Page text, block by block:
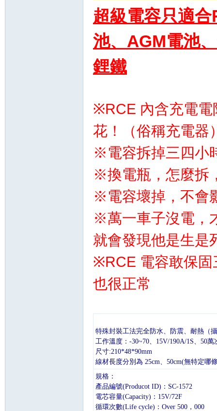
超級電容只適
池、 AGM電池
鋰鐵
※RCE 內含充電電
花！（俗稱充電器
※電容拆掉三四小
※換電瓶，怎麼拆
※電容壞掉，不會
※萬一車子沒電，
就會發現他是生是
※RCE 電容敢保固
也很正常
特殊封裝工法完全防水、防震、耐熱（
工作溫度：-30~70、15V/190A/1S、50
尺寸:210*48*90mm
線材長度分別為 25cm、50cm(無特定哪
規格：
產品編號(Producot ID)：SC-1572
電芯容量(Capacity)：15V/72F
循環次數(Life cycle)：Over 500，000